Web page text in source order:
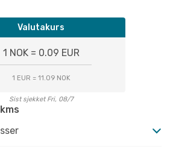
Valutakurs
1 NOK = 0.09 EUR
1 EUR = 11.09 NOK
Sist sjekket Fri, 08/7